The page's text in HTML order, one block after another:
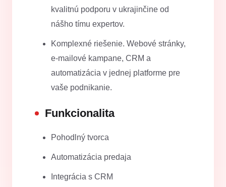
kvalitnú podporu v ukrajinčine od
nášho tímu expertov.
Komplexné riešenie. Webové stránky,
e-mailové kampane, CRM a
automatizácia v jednej platforme pre
vaše podnikanie.
Funkcionalita
Pohodlný tvorca
Automatizácia predaja
Integrácia s CRM